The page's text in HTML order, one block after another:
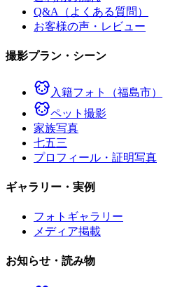
Q&A（よくある質問）
お客様の声・レビュー
撮影プラン・シーン
入籍フォト（福島市）
ペット撮影
家族写真
七五三
プロフィール・証明写真
ギャラリー・実例
フォトギャラリー
メディア掲載
お知らせ・読み物